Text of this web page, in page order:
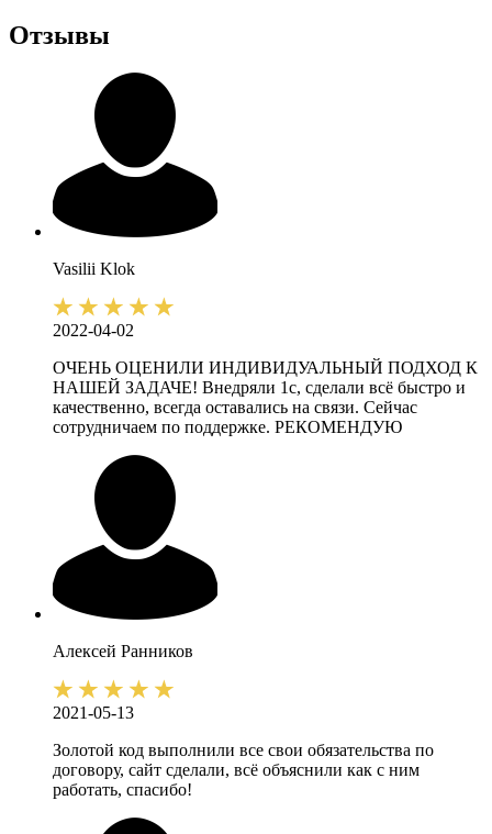
Отзывы
Vasilii Klok
2022-04-02
ОЧЕНЬ ОЦЕНИЛИ ИНДИВИДУАЛЬНЫЙ ПОДХОД К
НАШЕЙ ЗАДАЧЕ! Внедряли 1с, сделали всё быстро и
качественно, всегда оставались на связи. Сейчас
сотрудничаем по поддержке. РЕКОМЕНДУЮ
Алексей Ранников
2021-05-13
Золотой код выполнили все свои обязательства по
договору, сайт сделали, всё объяснили как с ним
работать, спасибо!